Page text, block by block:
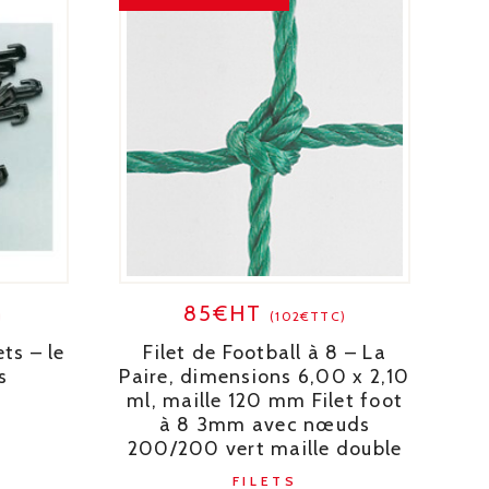
– le
85€HT(102€TTC)
Filet de Football à 8 – La
Paire, dimensions 6,00 x 2,10
ml, maille 120 mm Filet foot
à 8 3mm avec nœuds
200/200 vert maille double
FILETS